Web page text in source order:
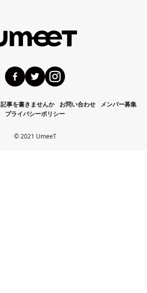
記事を書きませんか お問い合わせ
メンバー募集
プライバシーポリシー
©️ 2021 UmeeT